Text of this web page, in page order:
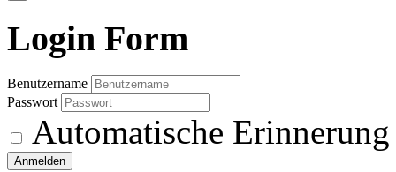
Login Form
Benutzername
Passwort
Automatische Erinnerung
Anmelden